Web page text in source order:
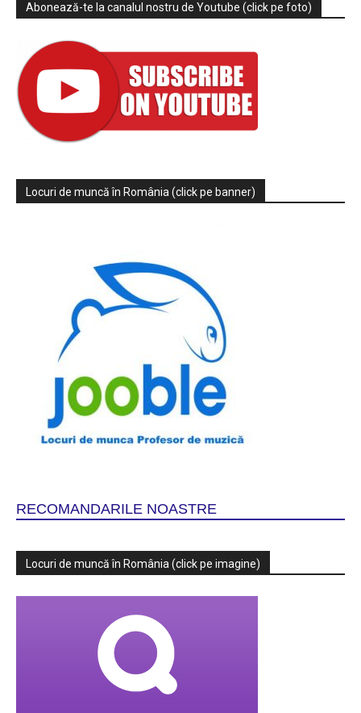
Abonează-te la canalul nostru de Youtube (click pe foto)
Locuri de muncă în România (click pe banner)
RECOMANDARILE NOASTRE
Locuri de muncă în România (click pe imagine)